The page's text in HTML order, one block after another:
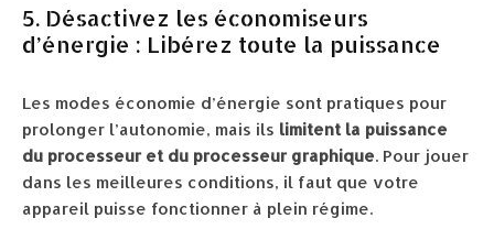
5. Désactivez les économiseurs
d’énergie : Libérez toute la puissance
Les modes économie d’énergie sont pratiques pour
prolonger l’autonomie, mais ils limitent la puissance
du processeur et du processeur graphique. Pour jouer
dans les meilleures conditions, il faut que votre
appareil puisse fonctionner à plein régime.